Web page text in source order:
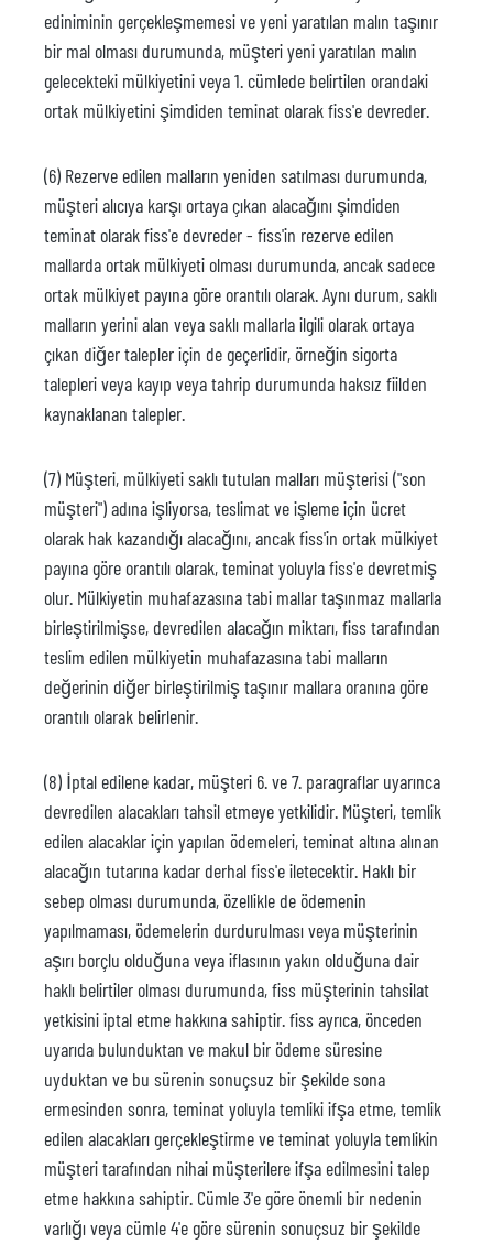
ediniminin gerçekleşmemesi ve yeni yaratılan malın taşınır
bir mal olması durumunda, müşteri yeni yaratılan malın
gelecekteki mülkiyetini veya 1. cümlede belirtilen orandaki
ortak mülkiyetini şimdiden teminat olarak fiss'e devreder.
(6) Rezerve edilen malların yeniden satılması durumunda,
müşteri alıcıya karşı ortaya çıkan alacağını şimdiden
teminat olarak fiss'e devreder - fiss'in rezerve edilen
mallarda ortak mülkiyeti olması durumunda, ancak sadece
ortak mülkiyet payına göre orantılı olarak. Aynı durum, saklı
malların yerini alan veya saklı mallarla ilgili olarak ortaya
çıkan diğer talepler için de geçerlidir, örneğin sigorta
talepleri veya kayıp veya tahrip durumunda haksız fiilden
kaynaklanan talepler.
(7) Müşteri, mülkiyeti saklı tutulan malları müşterisi ("son
müşteri") adına işliyorsa, teslimat ve işleme için ücret
olarak hak kazandığı alacağını, ancak fiss'in ortak mülkiyet
payına göre orantılı olarak, teminat yoluyla fiss'e devretmiş
olur. Mülkiyetin muhafazasına tabi mallar taşınmaz mallarla
birleştirilmişse, devredilen alacağın miktarı, fiss tarafından
teslim edilen mülkiyetin muhafazasına tabi malların
değerinin diğer birleştirilmiş taşınır mallara oranına göre
orantılı olarak belirlenir.
(8) İptal edilene kadar, müşteri 6. ve 7. paragraflar uyarınca
devredilen alacakları tahsil etmeye yetkilidir. Müşteri, temlik
edilen alacaklar için yapılan ödemeleri, teminat altına alınan
alacağın tutarına kadar derhal fiss'e iletecektir. Haklı bir
sebep olması durumunda, özellikle de ödemenin
yapılmaması, ödemelerin durdurulması veya müşterinin
aşırı borçlu olduğuna veya iflasının yakın olduğuna dair
haklı belirtiler olması durumunda, fiss müşterinin tahsilat
yetkisini iptal etme hakkına sahiptir. fiss ayrıca, önceden
uyarıda bulunduktan ve makul bir ödeme süresine
uyduktan ve bu sürenin sonuçsuz bir şekilde sona
ermesinden sonra, teminat yoluyla temliki ifşa etme, temlik
edilen alacakları gerçekleştirme ve teminat yoluyla temlikin
müşteri tarafından nihai müşterilere ifşa edilmesini talep
etme hakkına sahiptir. Cümle 3'e göre önemli bir nedenin
varlığı veya cümle 4'e göre sürenin sonuçsuz bir şekilde